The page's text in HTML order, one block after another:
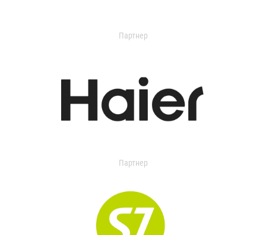
Партнер
Партнер